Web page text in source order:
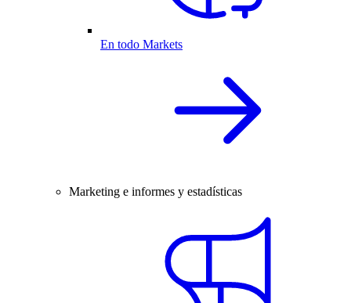
En todo Markets
Marketing e informes y estadísticas